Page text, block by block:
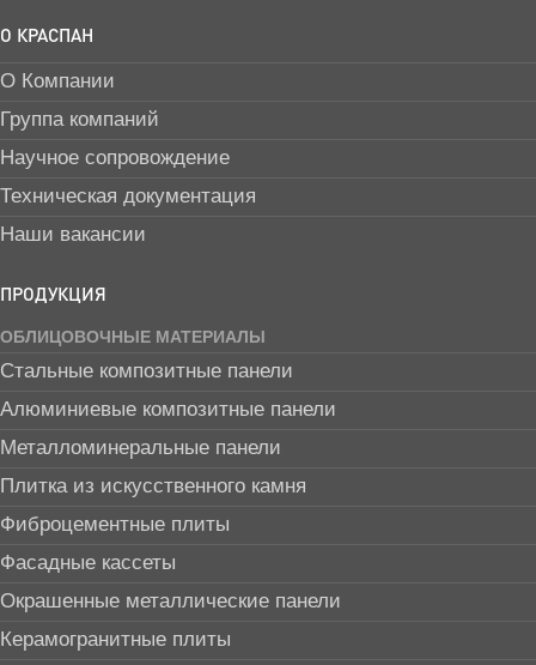
О КРАСПАН
О Компании
Группа компаний
Научное сопровождение
Техническая документация
Наши вакансии
ПРОДУКЦИЯ
ОБЛИЦОВОЧНЫЕ МАТЕРИАЛЫ
Стальные композитные панели
Алюминиевые композитные панели
Металломинеральные панели
Плитка из искусственного камня
Фиброцементные плиты
Фасадные кассеты
Окрашенные металлические панели
Керамогранитные плиты